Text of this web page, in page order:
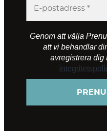
Genom att välja
att vi behandlar
avregistrera dig